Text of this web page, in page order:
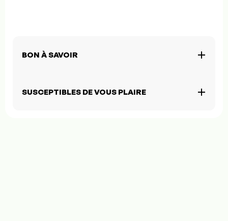
BON À SAVOIR
SUSCEPTIBLES DE VOUS PLAIRE